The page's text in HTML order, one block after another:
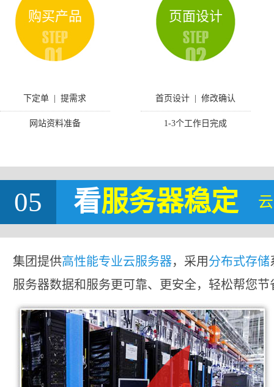
购买产品
下定单 | 提需求
网站资料准备
页面设计
首页设计 | 修改确认
1-3个工作日完成
05 看服务器稳定
集团提供高性能专业云服务器，采用分布式存储
服务器数据和服务更可靠、更安全，轻松帮您节